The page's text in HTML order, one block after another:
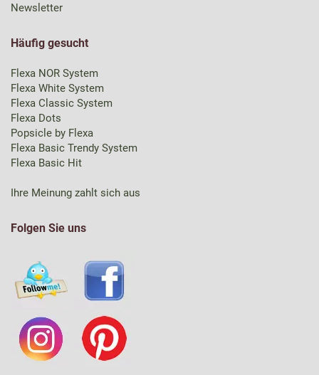
Newsletter
Häufig gesucht
Flexa NOR System
Flexa White System
Flexa Classic System
Flexa Dots
Popsicle by Flexa
Flexa Basic Trendy System
Flexa Basic Hit
Ihre Meinung zahlt sich aus
Folgen Sie uns